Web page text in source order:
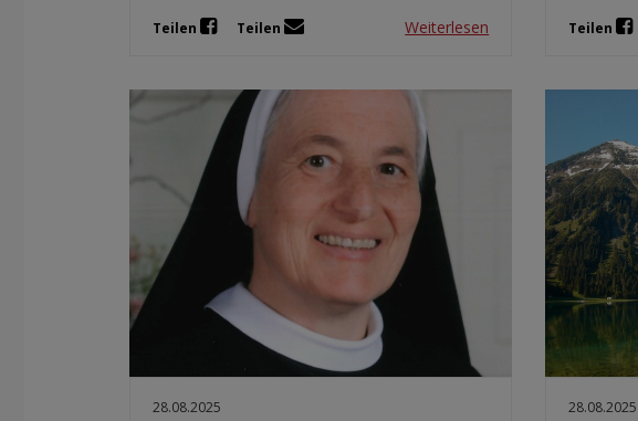
Teilen Teilen Weiterlesen Teilen
28.08.2025 28.08.2025